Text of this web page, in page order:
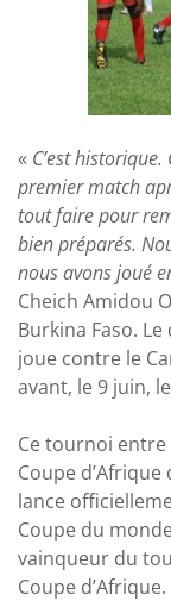
« C’est
premier match
tout faire pour
bien préparés.
nous avons joué
Cheich Amidou
Burkina Faso.
joue contre le
avant, le 9 juin,
Ce tournoi
Coupe
lance
Coupe du
vainqueur du
Coupe d’Afrique.